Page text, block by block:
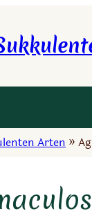
Arten »